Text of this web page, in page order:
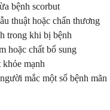
bệnh scorbut
thuật hoặc chấn thương
trong khi bị bệnh
hoặc chất bổ sung
mạnh
mắc một số bệnh mãn